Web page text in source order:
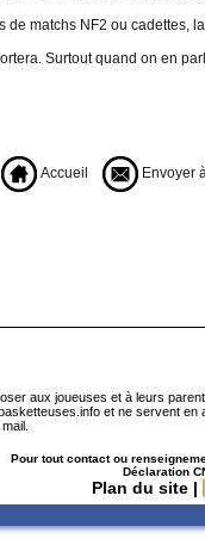
matchs NF2 ou cadettes,
Surtout quand on en
Accueil
Envoyer
aux joueuses et à leurs
et ne servent
Pour tout contact ou
Déclaration
Plan du site |